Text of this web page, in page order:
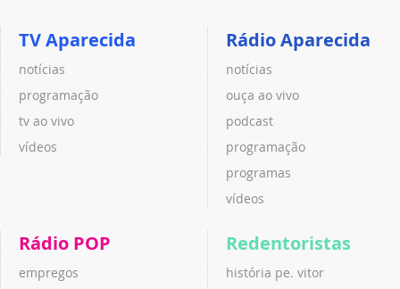
TV Aparecida
notícias
programação
tv ao vivo
vídeos
Rádio Aparecida
notícias
ouça ao vivo
podcast
programação
programas
vídeos
Rádio POP
empregos
Redentoristas
história pe. vitor